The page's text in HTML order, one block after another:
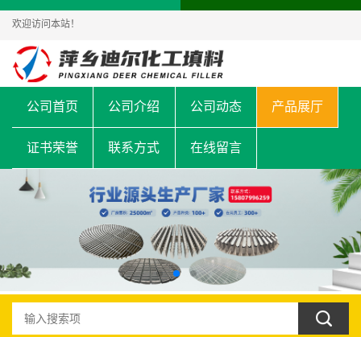
欢迎访问本站！
公司首页 公司介绍 公司动态 产品展厅
证书荣誉 联系方式 在线留言